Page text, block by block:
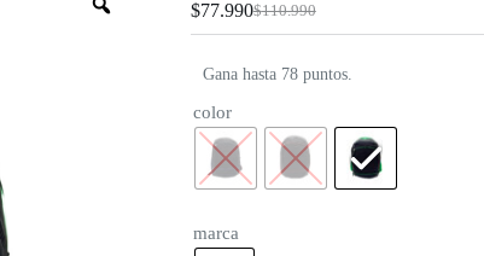
$110.990
$77.990
Gana hasta 78 puntos.
color
marca